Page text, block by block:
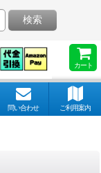
カート
検索
問い合わせ ご利用案内